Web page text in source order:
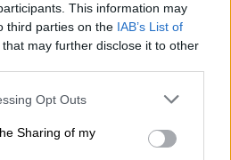
This information may
third parties on the IAB’s List of
that may further disclose it to other
app uses one or more Google
behaviour. You may click to
and its third-party tags to
Opt Outs
Sharing of my
στενός συνεργάτης
εξέφρασε την
για τις αμυντικές και
Ισραήλ
Κινήματος,